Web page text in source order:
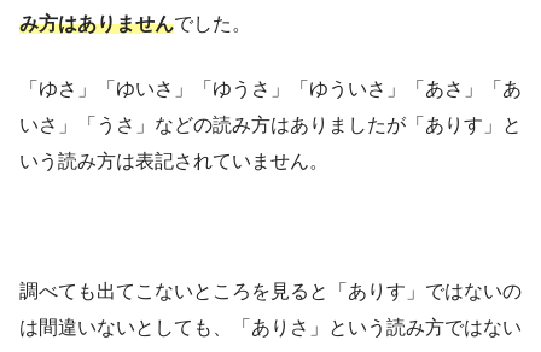
み方はありませんでした。
「ゆさ」「ゆいさ」「ゆうさ」「ゆういさ」「あさ」「あ
いさ」「うさ」などの読み方はありましたが「ありす」と
いう読み方は表記されていません。
調べても出てこないところを見ると「ありす」ではないの
は間違いないとしても、「ありさ」という読み方ではない